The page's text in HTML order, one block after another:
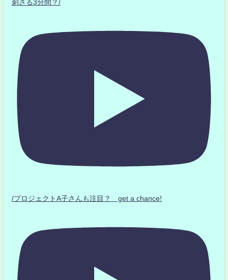
刺さる3分間？/
/プロジェクトA子さんも注目？ get a chance!